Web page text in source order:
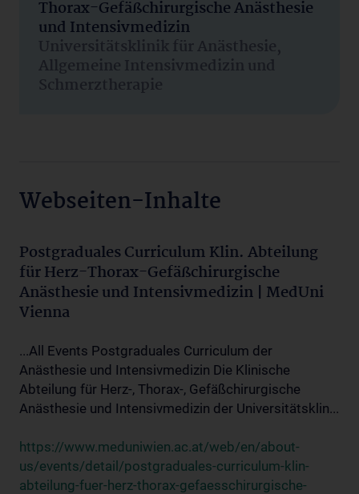
Thorax-Gefäßchirurgische Anästhesie
und Intensivmedizin
Universitätsklinik für Anästhesie,
Allgemeine Intensivmedizin und
Schmerztherapie
Webseiten-Inhalte
Postgraduales Curriculum Klin. Abteilung
für Herz-Thorax-Gefäßchirurgische
Anästhesie und Intensivmedizin | MedUni
Vienna
...All Events Postgraduales Curriculum der
Anästhesie und Intensivmedizin Die Klinische
Abteilung für Herz-, Thorax-, Gefäßchirurgische
Anästhesie und Intensivmedizin der Universitätsklin...
https://www.meduniwien.ac.at/web/en/about-
us/events/detail/postgraduales-curriculum-klin-
abteilung-fuer-herz-thorax-gefaesschirurgische-